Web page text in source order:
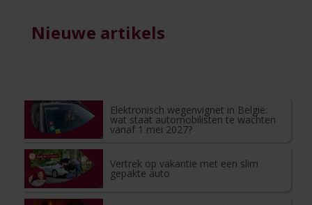
Nieuwe artikels
Elektronisch wegenvignet in België:
wat staat automobilisten te wachten
vanaf 1 mei 2027?
Vertrek op vakantie met een slim
gepakte auto